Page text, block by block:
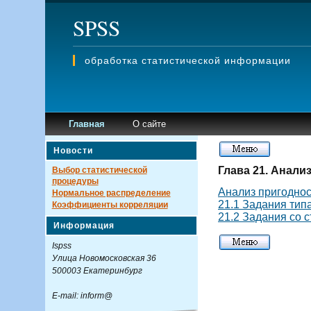
SPSS
обработка статистической информации
Главная О сайте
Глава 21.
Анализ
21.1 Задания
21.2 Задания со
Новости
Выбор статистической
процедуры
Нормальное распределение
Коэффициенты корреляции
Информация
Ispss
Улица Новомосковская 36
500003 Екатеринбург
E-mail: inform@